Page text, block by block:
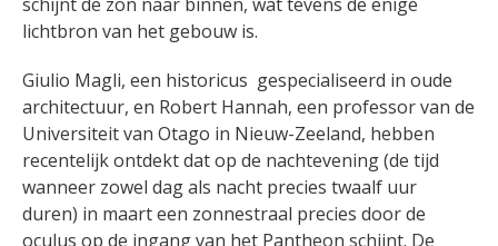
lichtbron van het gebouw is.
Giulio Magli, een historicus gespecialiseerd in oude
architectuur, en Robert Hannah, een professor van de
Universiteit van Otago in Nieuw-Zeeland, hebben
recentelijk ontdekt dat op de nachtevening (de tijd
wanneer zowel dag als nacht precies twaalf uur
duren) in maart een zonnestraal precies door de
oculus op de ingang van het Pantheon schijnt. De